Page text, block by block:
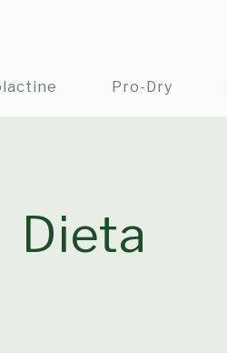
Pro-Dry
Dieta